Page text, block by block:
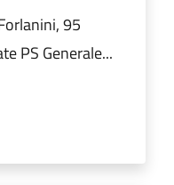
95
PS Generale...